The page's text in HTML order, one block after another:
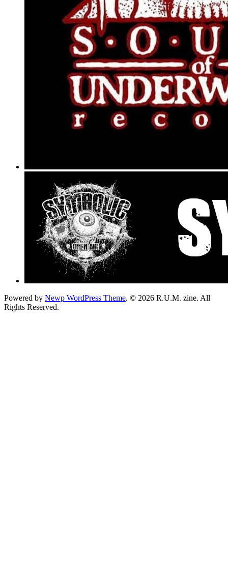
Powered by Newp WordPress Theme. © 2026 R.U.M. zine. All
Rights Reserved.